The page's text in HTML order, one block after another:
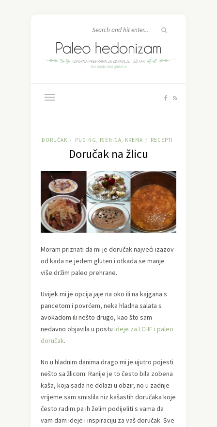
DORUČAK / PUDING, PJENICA, KREMA / RECEPTI
Doručak na žlicu
Moram priznati da mi je doručak najveći izazov
od kada ne jedem gluten i otkada se manje
više držim paleo prehrane.
Uvijek mi je opcija jaje na oko ili na kajgana s
pancetom i povrćem, neka hladna salata s
avokadom ili nešto drugo, kao što sam
nedavno objavila u postu Ideje za LCHF i paleo
doručak.
No u hladnim danima drago mi je ujutro pojesti
nešto sa žlicom. Ranije je to često bila zobena
kaša, koja sada ne dolazi u obzir, no u zadnje
vrijeme sam smislila niz kašastih doručaka koje
često radim pa ih želim podijeliti s vama da
vam dam ideje i inspiraciju za vaš doručak. Sve